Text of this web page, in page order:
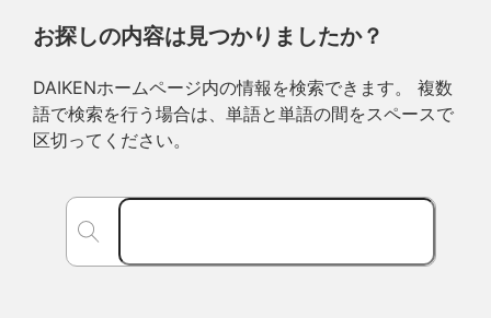
お探しの内容は見つかりましたか？
DAIKENホームページ内の情報を検索できます。 複数
語で検索を行う場合は、単語と単語の間をスペースで
区切ってください。